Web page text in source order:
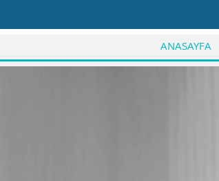
ANASAYFA